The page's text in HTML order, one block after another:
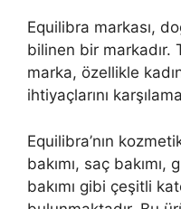
Equilibra markası,
bilinen bir markadır.
marka, özellikle
ihtiyaçlarını
Equilibra’nın
bakımı, saç
bakımı gibi çeşitli